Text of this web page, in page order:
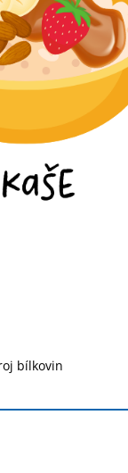
bílkovin